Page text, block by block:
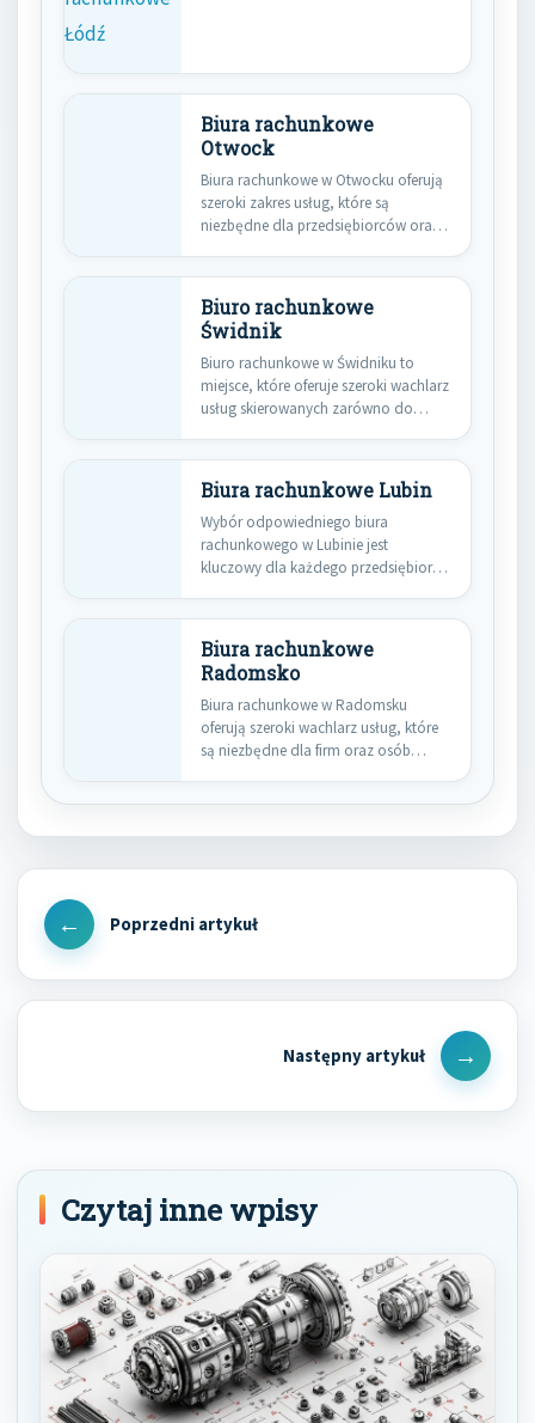
Biura rachunkowe
Otwock
Biura rachunkowe w Otwocku oferują
szeroki zakres usług, które są
niezbędne dla przedsiębiorców oraz
Biuro rachunkowe
Świdnik
Biuro rachunkowe w Świdniku to
miejsce, które oferuje szeroki wachlarz
usług skierowanych zarówno do
Biura rachunkowe Lubin
Wybór odpowiedniego biura
rachunkowego w Lubinie jest
kluczowy dla każdego przedsiębiorcy,
Biura rachunkowe
Radomsko
Biura rachunkowe w Radomsku
oferują szeroki wachlarz usług, które
są niezbędne dla firm oraz osób…
Nawigacja
wpisu
Previous
Next
Post
Czytaj inne wpisy